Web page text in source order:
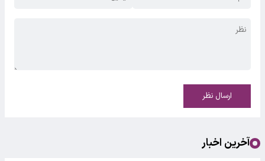
ارسال نظر
آخرین اخبار